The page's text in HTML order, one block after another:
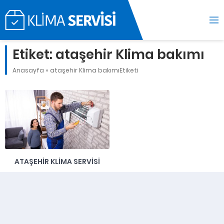
Etiket: ataşehir Klima bakımı
Anasayfa » ataşehir Klima bakımıEtiketi
ATAŞEHIR KLIMA SERVISI